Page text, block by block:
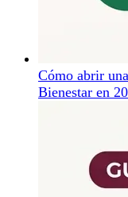
Cómo abrir
Bienestar en